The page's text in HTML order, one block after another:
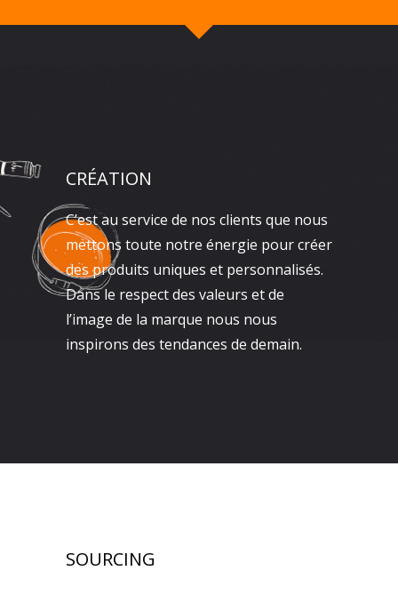
CRÉATION
C’est au service de nos clients que nous
mettons toute notre énergie pour créer
des produits uniques et personnalisés.
Dans le respect des valeurs et de
l’image de la marque nous nous
inspirons des tendances de demain.
SOURCING